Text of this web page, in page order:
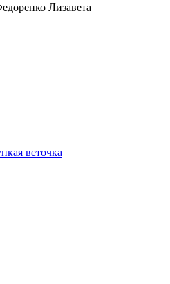
Лизавета
веточка